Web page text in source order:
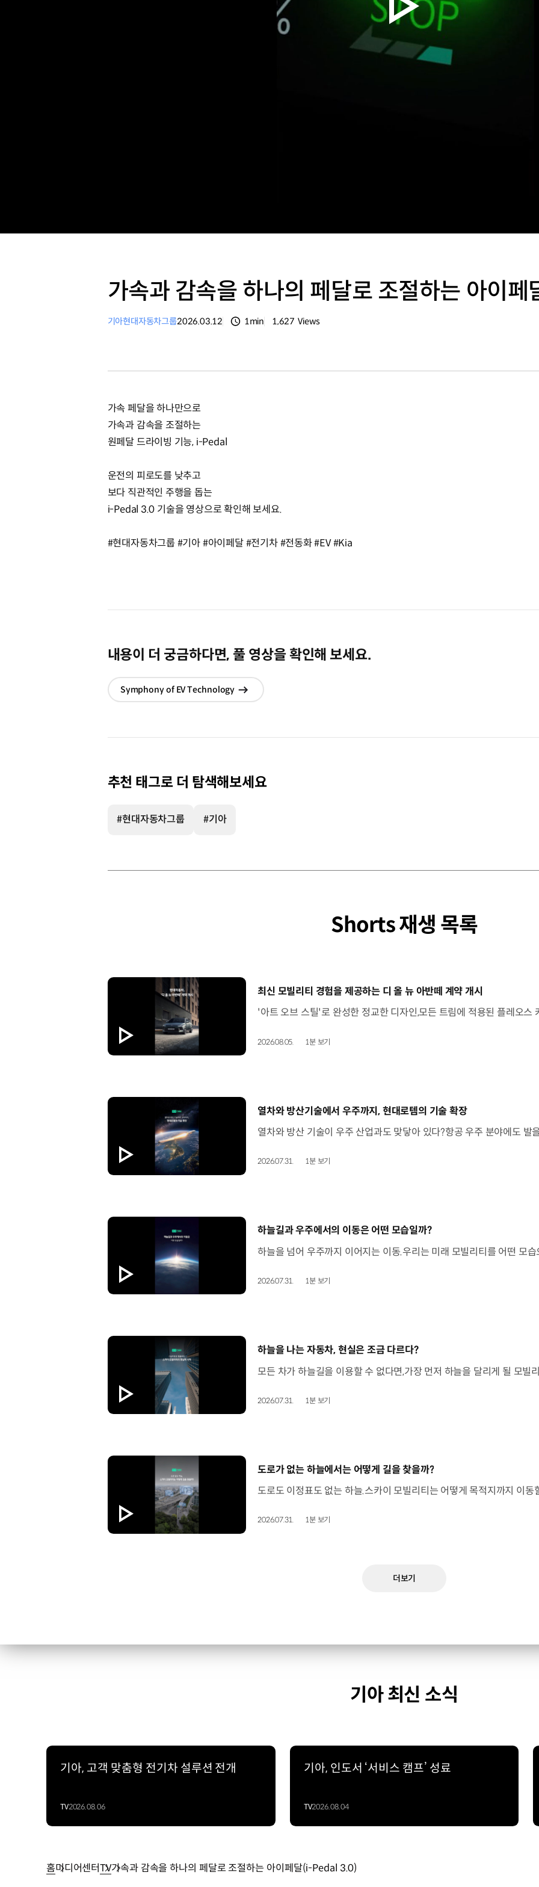
가속과 감속을 하나의 페달로 조절하는 아이
기아현대자동차그룹2026.03.12 1min 1,627 Views
가속 페달을 하나만으로
가속과 감속을 조절하는
원페달 드라이빙 기능, i-Pedal
운전의 피로도를 낮추고
보다 직관적인 주행을 돕는
i-Pedal 3.0 기술을 영상으로 확인해 보세요.
#현대자동차그룹 #기아 #아이페달 #전기차 #전동화 #EV #Kia
내용이 더 궁금하다면, 풀 영상을 확인해 보세요.
Symphony of EV Technology
현재창에서
추천 태그로 더 탐색해보세요
#현대자동차그룹 #기아
Shorts 재생 목록
[동영상]
최신 모빌리티 경험을 제공하는 디 올 뉴 아반떼 계약 개시
2026.08.05. 1분 보기
[동영상]
열차와 방산기술에서 우주까지, 현대로템의 기술 확장
2026.07.31. 1분 보기
[동영상]
하늘길과 우주에서의 이동은 어떤 모습일까?
2026.07.31. 1분 보기
[동영상]
하늘을 나는 자동차, 현실은 조금 다르다?
2026.07.31. 1분 보기
[동영상]
도로가 없는 하늘에서는 어떻게 길을 찾을까?
2026.07.31. 1분 보기
더보기
기아 최신 소식
기아, 고객 맞춤형 전기차 설루션 전개
TV2026.08.06
기아, 인도서 ‘서비스 캠프’ 성료
TV2026.08.04
홈미디어센터TV가속과 감속을 하나의 페달로 조절하는 아이페달(i-Pedal 3.0)